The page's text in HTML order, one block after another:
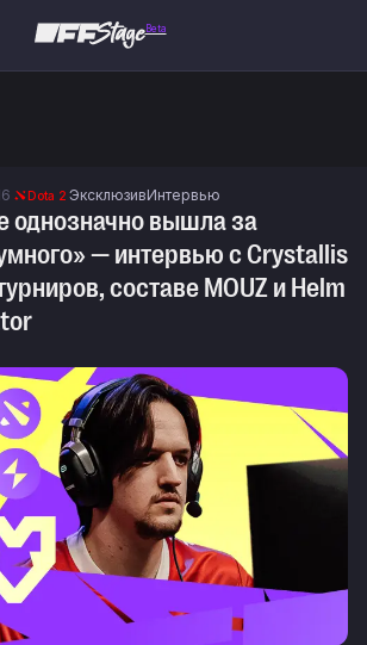
Beta
Dota 2 ЭксклюзивИнтервью
однозначно вышла за
— интервью с Crystallis
составе MOUZ и Helm